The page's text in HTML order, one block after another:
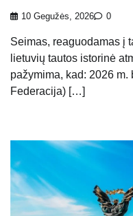
10 Gegužės, 2026 0
Seimas, reaguodamas į
lietuvių tautos istorinė
pažymima, kad: 2026
Federacija) […]